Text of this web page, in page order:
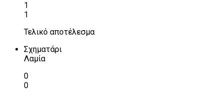
1
1
Τελικό αποτέλεσμα
Σχηματάρι
Λαμία
0
0